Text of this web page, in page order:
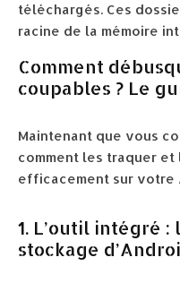
téléchargés. Ces
racine de la mémoire
Comment
coupables ? Le
Maintenant que vous
comment les traquer et
efficacement sur votre
1. L’outil intégré
stockage